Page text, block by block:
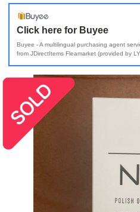
Click here for Buyee
Buyee - A multilingual purchasing agent
from JDirectItems Fleamarket (provided by